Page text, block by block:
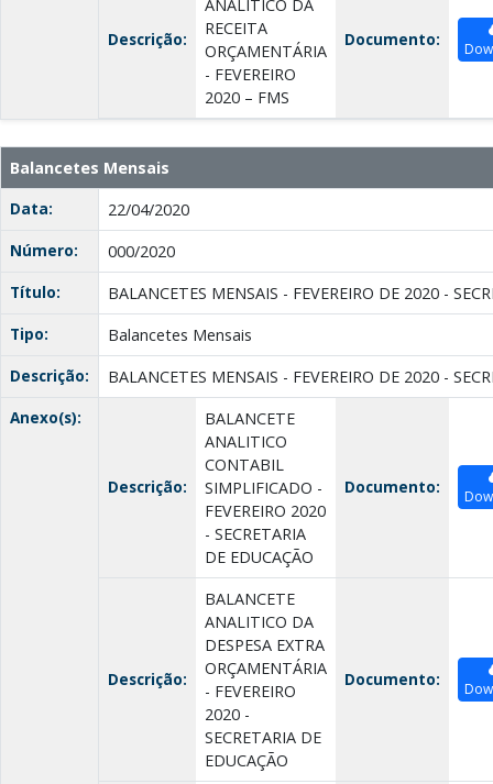
Descrição:
ANALÍTICO DA
RECEITA
ORÇAMENTÁRIA
- FEVEREIRO
2020 – FMS
Documento:
Balancetes Mensais
Data:
22/04/2020
Número:
000/2020
Título:
BALANCETES MENSAIS - FEVEREIRO DE 2020 -
Tipo:
Balancetes Mensais
Descrição:
BALANCETES MENSAIS - FEVEREIRO DE 2020 -
Anexo(s):
Descrição:
BALANCETE
ANALITICO
CONTABIL
SIMPLIFICADO -
FEVEREIRO 2020
- SECRETARIA
DE EDUCAÇÃO
Documento:
Descrição:
BALANCETE
ANALITICO DA
DESPESA EXTRA
ORÇAMENTÁRIA
- FEVEREIRO
2020 -
SECRETARIA DE
EDUCAÇÃO
Documento: